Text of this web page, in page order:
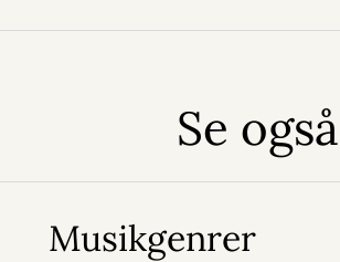
Se også
Musikgenrer